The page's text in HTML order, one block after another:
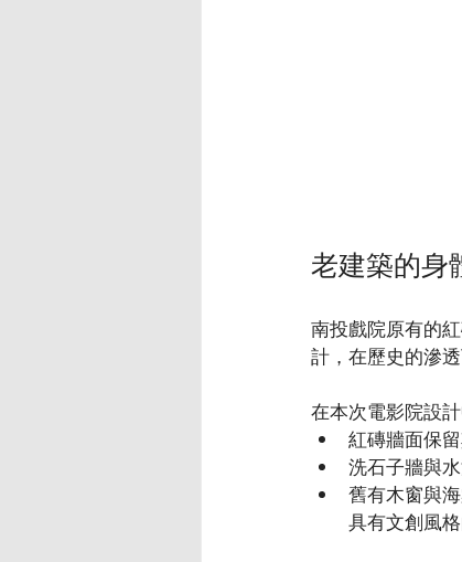
老建築的身
南投戲院原有的
計，在歷史的滲
在本次電影院設
紅磚牆面保
洗石子牆與
舊有木窗與
具有文創風